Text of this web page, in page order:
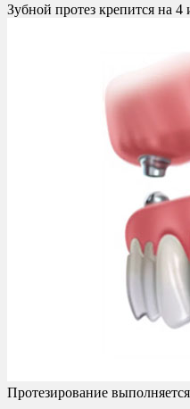
Зубной протез крепится на 4
Протезирование